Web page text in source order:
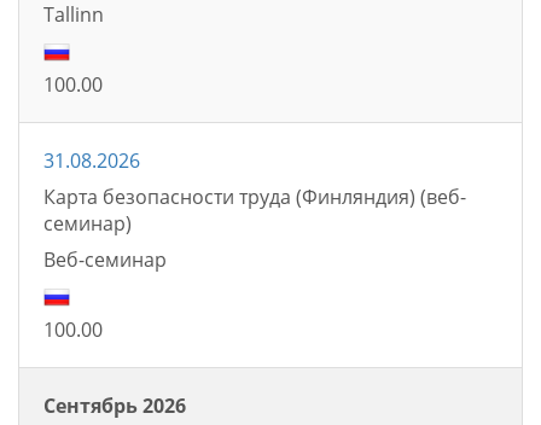
Tallinn
100.00
31.08.2026
Карта безопасности труда (Финляндия) (веб-
семинар)
Bеб-семинаp
100.00
Сентябрь 2026